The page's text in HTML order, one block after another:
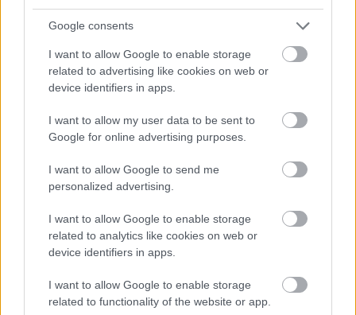
Google consents
I want to allow Google to enable storage
related to advertising like cookies on web or
device identifiers in apps.
I want to allow my user data to be sent to
Google for online advertising purposes.
I want to allow Google to send me
personalized advertising.
I want to allow Google to enable storage
related to analytics like cookies on web or
device identifiers in apps.
I want to allow Google to enable storage
related to functionality of the website or app.
De mi is az a DÉT?
A képzés résztvevői így fo
galmazták meg röviden:
A Digitális Életpálya Térkép egy egyéni konzultációs
fejlesztendő területeit élettapasztalatai tükrében.